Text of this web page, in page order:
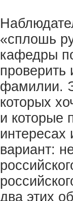
«сплошь
кафедры
фамилии.
которых
и которые
интересах
вариант:
два этих